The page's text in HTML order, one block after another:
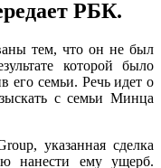
РБК.
тем, что он не был
которой было
его семьи. Речь идет о
с семьи Минца
указанная сделка
нанести ему ущерб.